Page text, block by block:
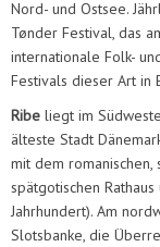
Nord- und Ostsee.
Tønder Festival, das
internationale Folk-
Festivals dieser Art in
Ribe liegt im
älteste Stadt
mit dem
spätgotischen
Jahrhundert). Am
Slotsbanke, die